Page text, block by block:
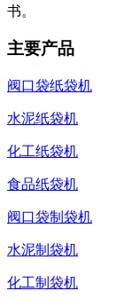
书。
主要产品
阀口袋纸袋机
水泥纸袋机
化工纸袋机
食品纸袋机
阀口袋制袋机
水泥制袋机
化工制袋机